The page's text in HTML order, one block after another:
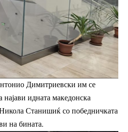
Димитриевски им се
најави идната македонска
Станишиќ со победничката
на бината.